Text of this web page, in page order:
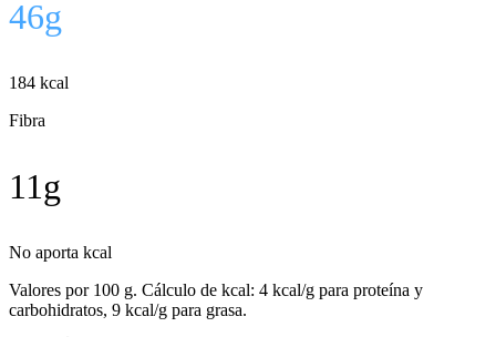
46g
184 kcal
Fibra
11g
No aporta kcal
Valores por 100 g. Cálculo de kcal: 4 kcal/g para proteína y
carbohidratos, 9 kcal/g para grasa.